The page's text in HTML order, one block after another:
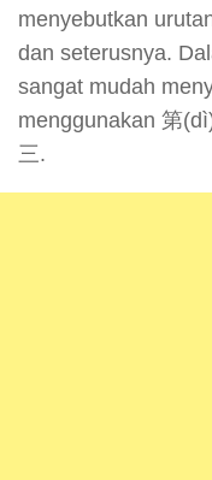
menyebutkan
dan seterusnya.
sangat mudah
menggunakan 第
三.